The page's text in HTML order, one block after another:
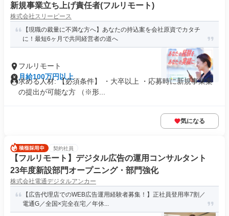
新規事業立ち上げ責任者(フルリモート)
株式会社スリーピース
【現職の裁量に不満な方へ】あなたの持込案を会社原資でカタチ
に！最短6ヶ月で共同経営者の道へ
フルリモート
月給100万円以上
求める人材: 【必須条件】 ・大卒以上 ・応募時に新規事業案
の提出が可能な方 （※形...
気になる
契約社員
【フルリモート】デジタル広告の運用コンサルタント
23年度新設部門オープニング・部門強化
株式会社電通デジタルアンカー
【広告代理店でのWEB広告運用経験者募集！】正社員登用率7割／
電通G／全国×完全在宅／年休...